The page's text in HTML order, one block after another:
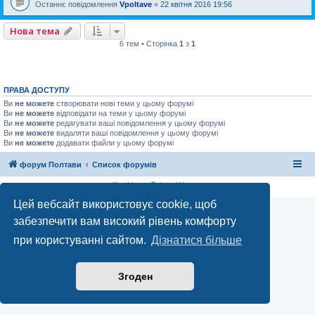
Цей вебсайт використовує cookie, щоб
забезпечити вам високий рівень комфорту
при користуванні сайтом. Дізнатися більше
Згоден
Останнє повідомлення Vpoltave « 22 квітня 2016 19:56
Нова тема
6 тем • Сторінка 1 з 1
ПРАВА ДОСТУПУ
Ви не можете створювати нові теми у цьому форумі
Ви не можете відповідати на теми у цьому форумі
Ви не можете редагувати ваші повідомлення у цьому форумі
Ви не можете видаляти ваші повідомлення у цьому форумі
Ви не можете додавати файли у цьому форумі
форум Полтави Список форумів
Конфіденційність|Умови